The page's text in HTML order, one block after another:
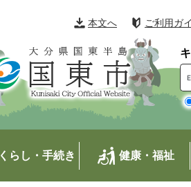
本文へ ご利用ガ
o
o
l
くらし・手続き 健康・福祉